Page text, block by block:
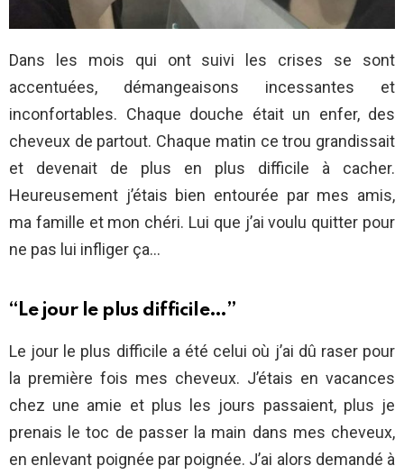
Dans les mois qui ont suivi les crises se sont
accentuées, démangeaisons incessantes et
inconfortables. Chaque douche était un enfer, des
cheveux de partout. Chaque matin ce trou grandissait
et devenait de plus en plus difficile à cacher.
Heureusement j’étais bien entourée par mes amis,
ma famille et mon chéri. Lui que j’ai voulu quitter pour
ne pas lui infliger ça…
“Le jour le plus difficile…”
Le jour le plus difficile a été celui où j’ai dû raser pour
la première fois mes cheveux. J’étais en vacances
chez une amie et plus les jours passaient, plus je
prenais le toc de passer la main dans mes cheveux,
en enlevant poignée par poignée. J’ai alors demandé à